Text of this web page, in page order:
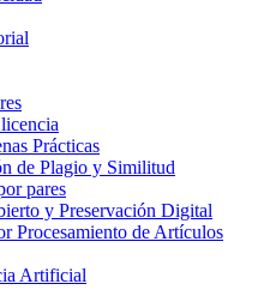
Prácticas
de Plagio y Similitud
pares
y Preservación Digital
Procesamiento de Artículos
Artificial